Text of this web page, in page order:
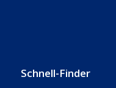
Schnell-Finder